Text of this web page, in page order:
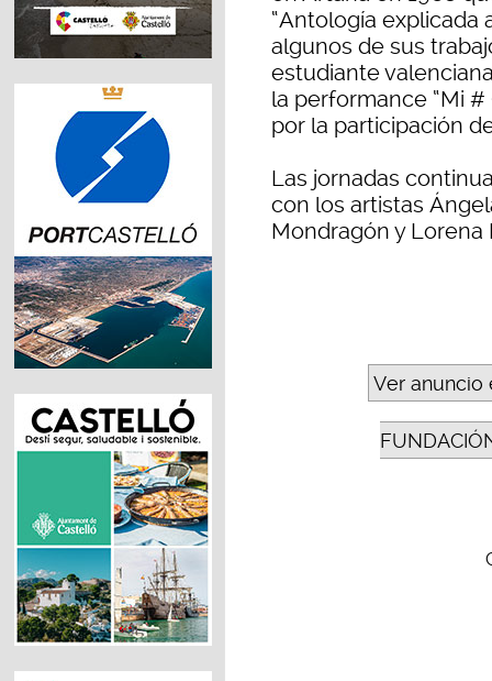
“Antología explicada
algunos de sus
estudiante
la performance “Mi
por la participación
Las jornadas
con los artistas
Mondragón y Lorena
Ver anuncio